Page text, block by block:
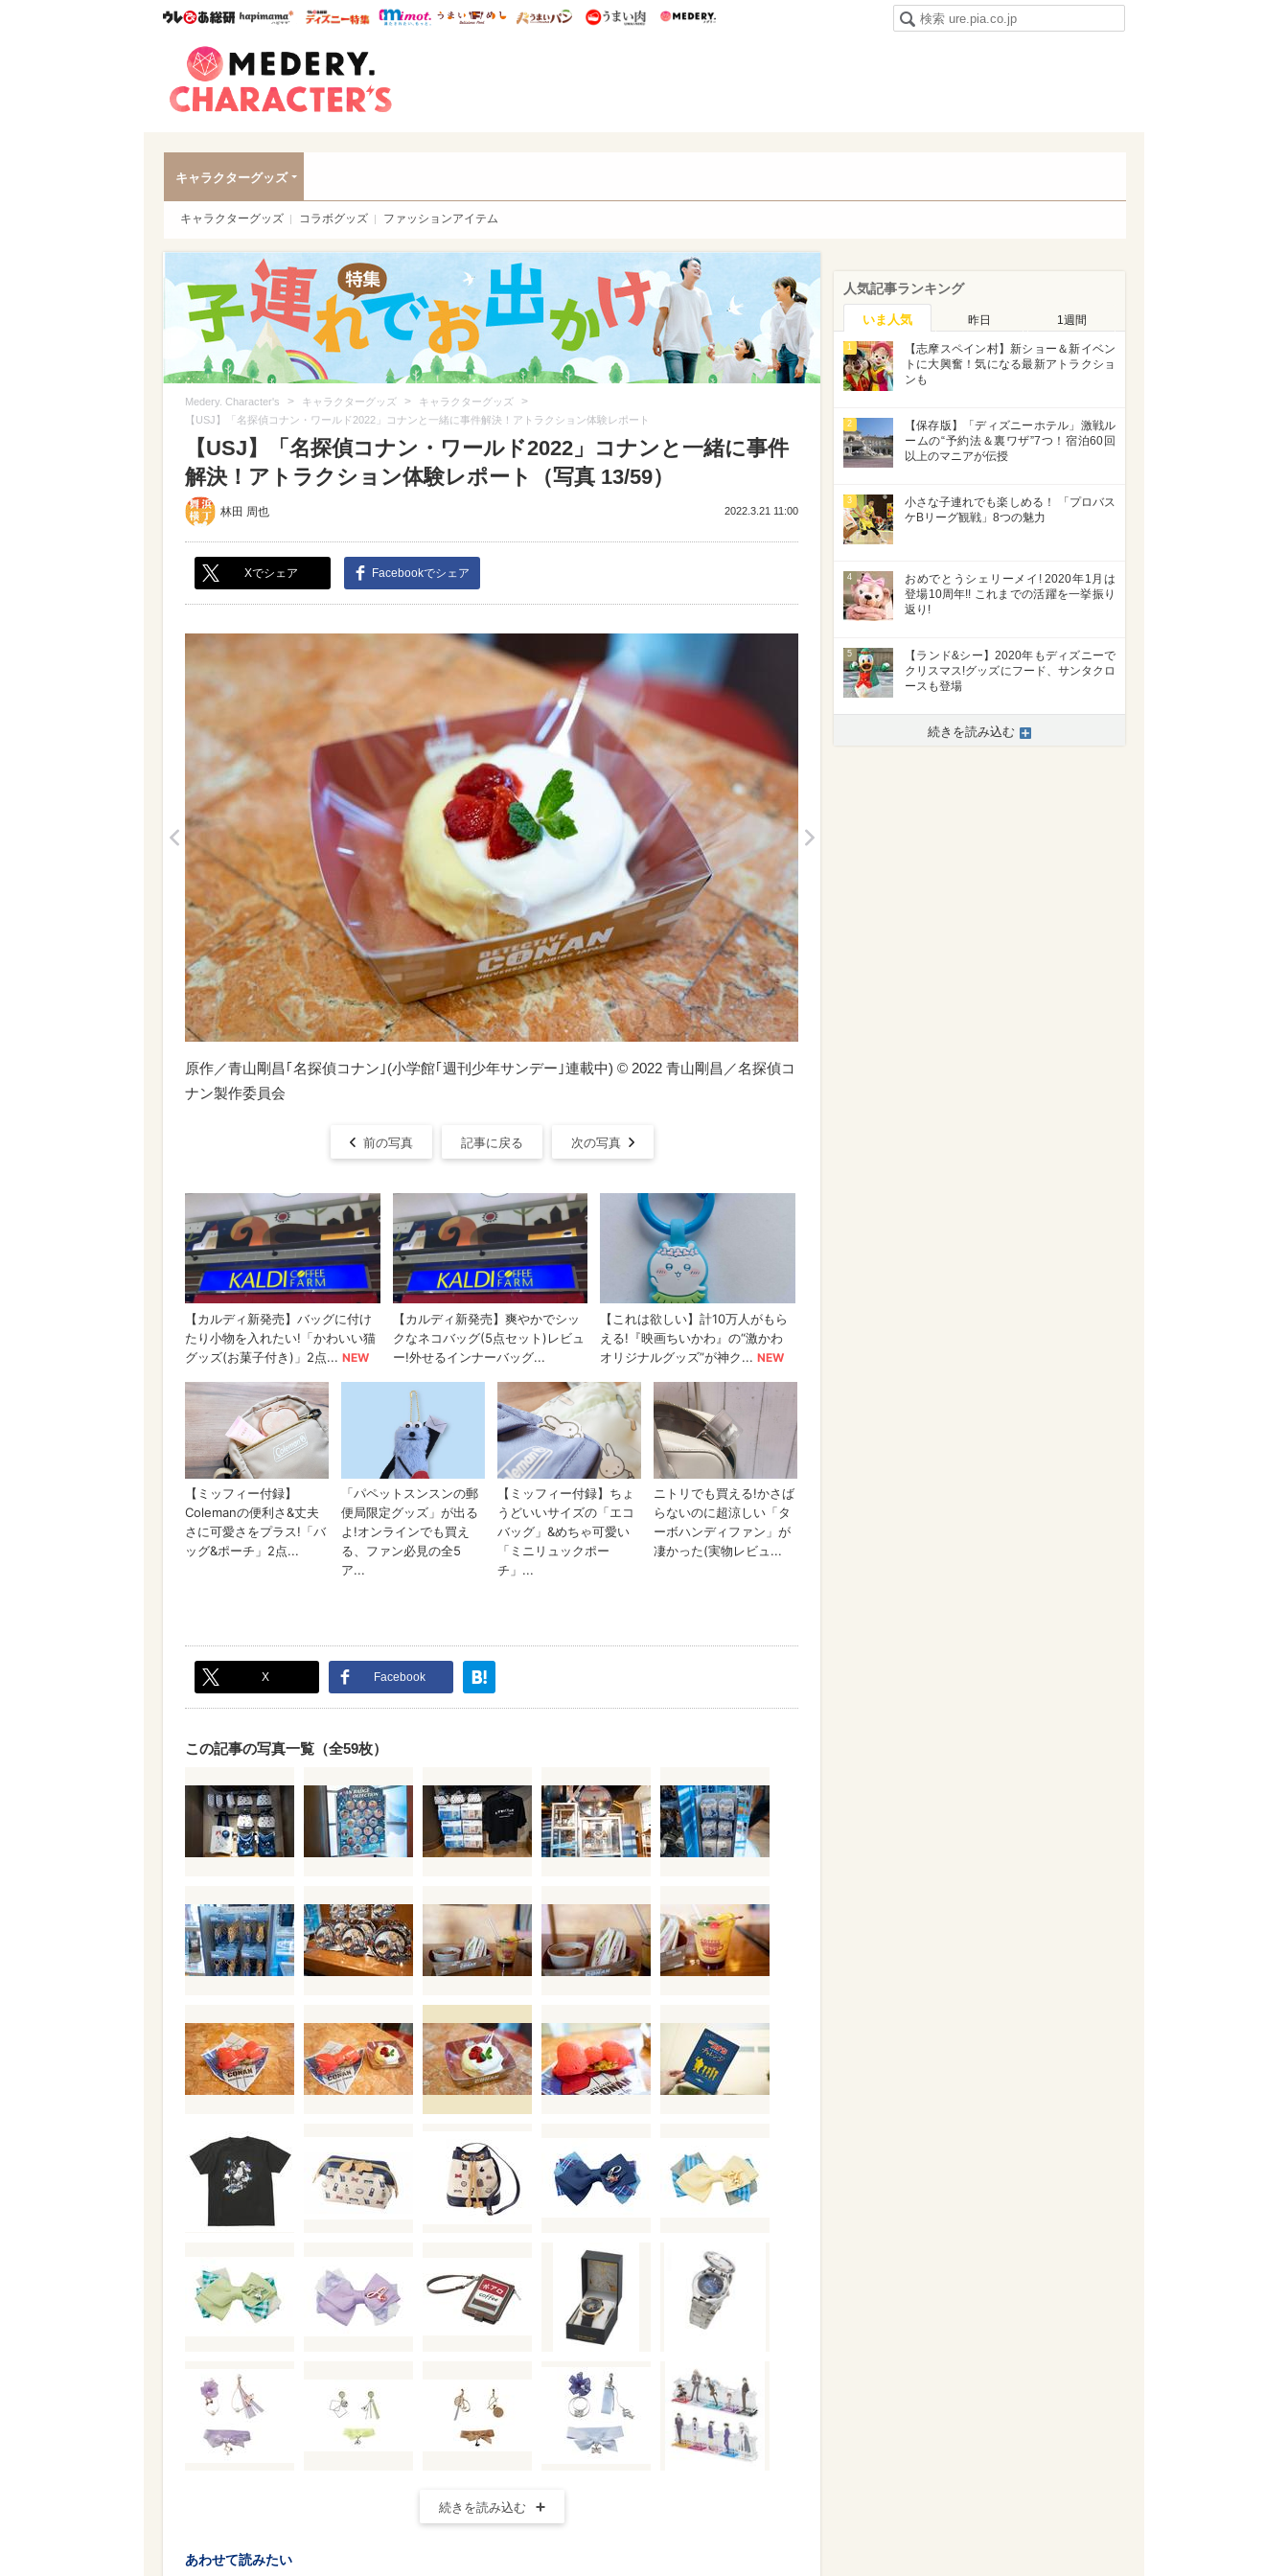
ウレぴあ総研ハピママ* ウレぴあ総研 ディズニー特集
mimot. うまいめし うまいパン うまい肉
キャラクターグッズ
キャラクターグッズ コラボグッズ ファッションアイテム
Medery. Character's > キャラクターグッズ > キャラクターグッズ >
【USJ】「名探偵コナン・ワールド2022」コナンと一緒に事件解決！アトラクション体験レポート
【USJ】「名探偵コナン・ワールド2022」コナンと一緒に事件
解決！アトラクション体験レポート（写真 13/59）
林田 周也 2022.3.21 11:00
Xでシェア Facebookでシェア
原作／青山剛昌｢名探偵コナン｣(小学館｢週刊少年サンデー｣連載中) © 2022 青山剛昌／名探偵コ
ナン製作委員会
前の写真 記事に戻る 次の写真
X Facebook
この記事の写真一覧（全59枚）
続きを読み込む
あわせて読みたい
人気記事ランキング
いま人気 昨日 1週間
1
【志摩スペイン村】新ショー＆新イベン
トに大興奮！気になる最新アトラクショ
ンも
2
【保存版】「ディズニーホテル」激戦ル
ームの“予約法＆裏ワザ”7つ！宿泊60回
以上のマニアが伝授
3
小さな子連れでも楽しめる！ 「プロバス
ケBリーグ観戦」8つの魅力
4
おめでとうシェリーメイ! 2020年1月は
登場10周年!! これまでの活躍を一挙振り
返り!
5
【ランド&シー】2020年もディズニーで
クリスマス!グッズにフード、サンタクロ
ースも登場
続きを読み込む